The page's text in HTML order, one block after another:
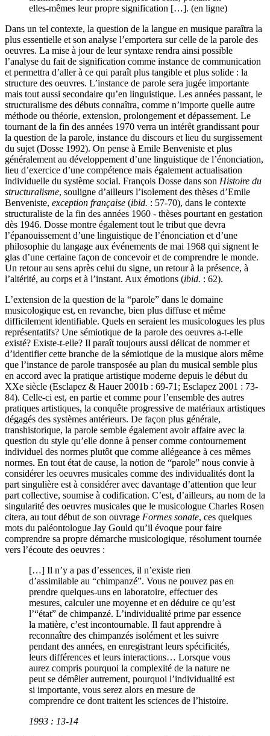
elles-mêmes leur propre signification […]. (en ligne)
Dans un tel contexte, la question de la langue en musique paraîtra la
plus essentielle et son analyse l’emportera sur celle de la parole des
oeuvres. La mise à jour de leur syntaxe rendra ainsi possible
l’analyse du fait de signification comme instance de communication
et permettra d’aller à ce qui paraît plus tangible et plus solide : la
structure des oeuvres. L’instance de parole sera jugée importante
mais tout aussi secondaire qu’en linguistique. Les années passant, le
structuralisme des débuts connaîtra, comme n’importe quelle autre
méthode ou théorie, extension, prolongement et dépassement. Le
tournant de la fin des années 1970 verra un intérêt grandissant pour
la question de la parole, instance du discours et lieu du surgissement
du sujet (Dosse 1992). On pense à Emile Benveniste et plus
généralement au développement d’une linguistique de l’énonciation,
lieu d’exercice d’une compétence mais également actualisation
individuelle du système social. François Dosse dans son Histoire du
structuralisme, souligne d’ailleurs l’isolement des thèses d’Emile
Benveniste, exception française (ibid. : 57-70), dans le contexte
structuraliste de la fin des années 1960 - thèses pourtant en gestation
dès 1946. Dosse montre également tout le tribut que devra
l’épanouissement d’une linguistique de l’énonciation et d’une
philosophie du langage aux événements de mai 1968 qui signent le
glas d’une certaine façon de concevoir et de comprendre le monde.
Un retour au sens après celui du signe, un retour à la présence, à
l’altérité, au corps et à l’instant. Aux émotions (ibid. : 62).
L’extension de la question de la “parole” dans le domaine
musicologique est, en revanche, bien plus diffuse et même
difficilement identifiable. Quels en seraient les musicologues les plus
représentatifs? Une sémiotique de la parole des oeuvres a-t-elle
existé? Existe-t-elle? Il paraît toujours aussi délicat de nommer et
d’identifier cette branche de la sémiotique de la musique alors même
que l’instance de parole transposée au plan du musical semble plus
en accord avec la pratique artistique moderne depuis le début du
XXe siècle (Esclapez & Hauer 2001b : 69-71; Esclapez 2001 : 73-
84). Celle-ci est, en partie et comme pour l’ensemble des autres
pratiques artistiques, la conquête progressive de matériaux artistiques
dégagés des systèmes antérieurs. De façon plus générale,
transhistorique, la parole semble également avoir affaire avec la
question du style qu’elle donne à penser comme contournement
individuel des normes plutôt que comme allégeance à ces mêmes
normes. En tout état de cause, la notion de “parole” nous convie à
considérer les oeuvres musicales comme des individualités dont la
part singulière est à considérer avec davantage d’attention que leur
part collective, soumise à codification. C’est, d’ailleurs, au nom de la
singularité des oeuvres musicales que le musicologue Charles Rosen
citera, au tout début de son ouvrage Formes sonate, ces quelques
mots du paléontologue Jay Gould qu’il évoque pour faire
comprendre sa propre démarche musicologique, résolument tournée
vers l’écoute des oeuvres :
[…] Il n’y a pas d’essences, il n’existe rien
d’assimilable au “chimpanzé”. Vous ne pouvez pas en
prendre quelques-uns en laboratoire, effectuer des
mesures, calculer une moyenne et en déduire ce qu’est
l’“état” de chimpanzé. L’individualité prime par essence
la matière, c’est incontournable. Il faut apprendre à
reconnaître des chimpanzés isolément et les suivre
pendant des années, en enregistrant leurs spécificités,
leurs différences et leurs interactions… Lorsque vous
aurez compris pourquoi la complexité de la nature ne
peut se démêler autrement, pourquoi l’individualité est
si importante, vous serez alors en mesure de
comprendre ce dont traitent les sciences de l’histoire.
1993 : 13-14